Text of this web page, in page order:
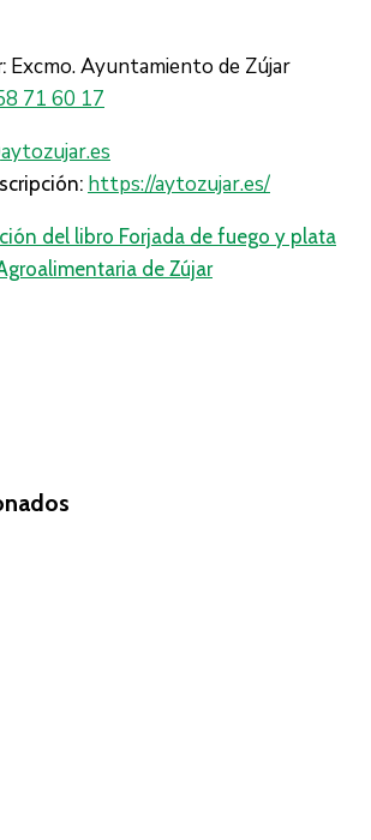
Excmo. Ayuntamiento de Zújar
71 60 17
https://aytozujar.es/
del libro Forjada de fuego y plata
de Zújar